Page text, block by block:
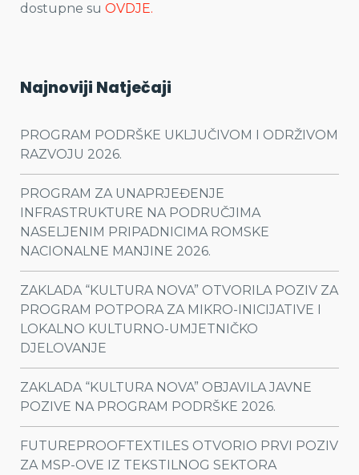
dostupne su OVDJE.
Najnoviji Natječaji
PROGRAM PODRŠKE UKLJUČIVOM I ODRŽIVOM
RAZVOJU 2026.
PROGRAM ZA UNAPRJEĐENJE
INFRASTRUKTURE NA PODRUČJIMA
NASELJENIM PRIPADNICIMA ROMSKE
NACIONALNE MANJINE 2026.
ZAKLADA “KULTURA NOVA” OTVORILA POZIV ZA
PROGRAM POTPORA ZA MIKRO-INICIJATIVE I
LOKALNO KULTURNO-UMJETNIČKO
DJELOVANJE
ZAKLADA “KULTURA NOVA” OBJAVILA JAVNE
POZIVE NA PROGRAM PODRŠKE 2026.
FUTUREPROOFTEXTILES OTVORIO PRVI POZIV
ZA MSP-OVE IZ TEKSTILNOG SEKTORA